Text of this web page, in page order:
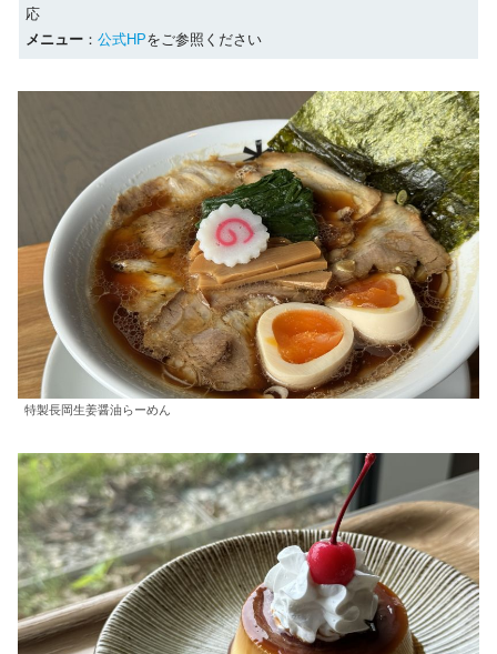
応
メニュー ：公式HPをご参照ください
特製長岡生姜醤油らーめん